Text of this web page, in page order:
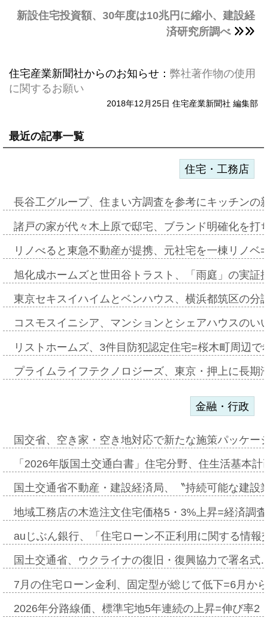
新設住宅投資額、30年度は10兆円に縮小、建設経
済研究所調べ
住宅産業新聞社からのお知らせ： 弊社著作物の使用
に関するお願い
2018年12月25日 住宅産業新聞社 編集部
最近の記事一覧
住宅・工務店
長谷工グループ、住まい方調査を参考にキッチン
諸戸の家が代々木上原で邸宅、ブランド明確化を
リノべると東急不動産が提携、元社宅を一棟リノ
旭化成ホームズと世田谷トラスト、「雨庭」の実
東京セキスイハイムとベンハウス、横浜都筑区の
コスモスイニシア、マンションとシェアハウスの
リストホームズ、3件目防犯認定住宅=桜木町周辺
プライムライフテクノロジーズ、東京・押上に長
金融・行政
国交省、空き家・空き地対応で新たな施策パッケ
「2026年版国土交通白書」住宅分野、住生活基本
国土交通省不動産・建設経済局、〝持続可能な建
地域工務店の木造注文住宅価格5・3%上昇=経済調
auじぶん銀行、「住宅ローン不正利用に関する情
国土交通省、ウクライナの復旧・復興協力で署名
7月の住宅ローン金利、固定型が総じて低下=6月か
2026年分路線価、標準宅地5年連続の上昇=伸び率